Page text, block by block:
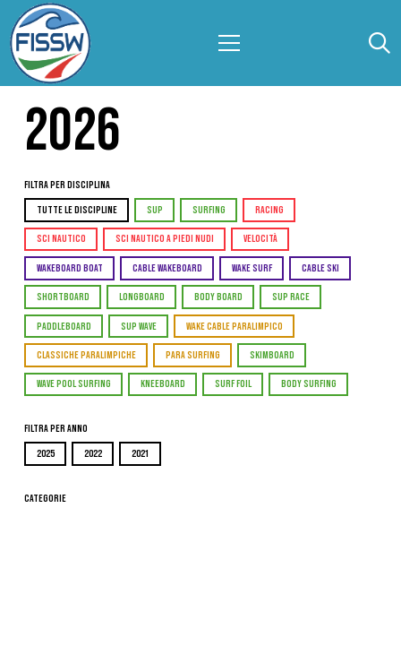
2026
Filtra per Disciplina
TUTTE LE DISCIPLINE SUP SURFING RACING
SCI NAUTICO SCI NAUTICO A PIEDI NUDI VELOCITÀ
WAKEBOARD BOAT CABLE WAKEBOARD WAKE SURF CABLE SKI
SHORTBOARD LONGBOARD BODY BOARD SUP RACE
PADDLEBOARD SUP WAVE WAKE CABLE PARALIMPICO
CLASSICHE PARALIMPICHE PARA SURFING SKIMBOARD
WAVE POOL SURFING KNEEBOARD SURF FOIL BODY SURFING
Filtra per Anno
2025 2022 2021
Categorie